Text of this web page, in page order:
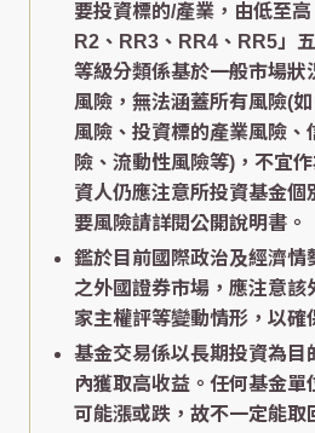
要投資標的/產業，由低至
R2、RR3、RR4、RR5」
等級分類係基於一般市場狀
風險，無法涵蓋所有風險(
風險、投資標的產業風險、
險、流動性風險等)，不宜
資人仍應注意所投資基金個
要風險請詳閱公開說明書。
鑑於目前國際政治及經濟情
之外國證券市場，應注意該
家主權評等變動情形，以確
基金交易係以長期投資為目
內獲取高收益。任何基金單
可能漲或跌，故不一定能取